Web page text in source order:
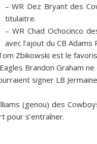
– WR Dez Bryant des
titulaitre.
– WR Chad Ochocinco
avec l’ajout du CB Adams
Zbikowski est le
Eagles Brandon Graham
signer LB
(genou) des
pour s’entraîner.